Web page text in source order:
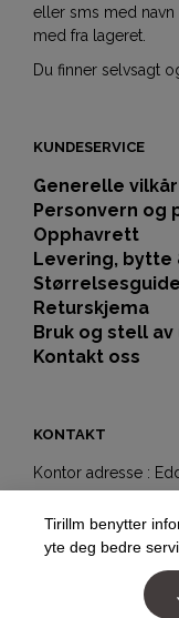
eller sms med navn
med fra lageret.
Du finner selvsagt
KUNDESERVICE
Generelle vilkår
Personvern og
Opphavrett
Levering, bytte
Størrelsesguide
Returskjema
Bruk og stell
Kontakt oss
KONTAKT
Kontor adresse :
Hegdehaugsveien
0352 Oslo
Tirillm benytter
yte deg bedre